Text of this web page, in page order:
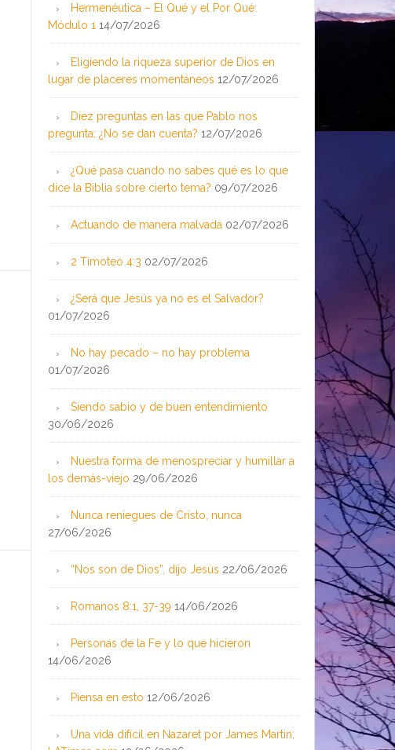
Hermenéutica – El Qué y el Por Qué:
Módulo 1 14/07/2026
Eligiendo la riqueza superior de Dios en
lugar de placeres momentáneos 12/07/2026
Diez preguntas en las que Pablo nos
pregunta: ¿No se dan cuenta? 12/07/2026
¿Qué pasa cuando no sabes qué es lo que
dice la Biblia sobre cierto tema? 09/07/2026
Actuando de manera malvada 02/07/2026
2 Timoteo 4:3 02/07/2026
¿Será que Jesús ya no es el Salvador?
01/07/2026
No hay pecado – no hay problema
01/07/2026
Siendo sabio y de buen entendimiento
30/06/2026
Nuestra forma de menospreciar y humillar a
los demás-viejo 29/06/2026
Nunca reniegues de Cristo, nunca
27/06/2026
“Nos son de Dios”, dijo Jesús 22/06/2026
Romanos 8:1, 37-39 14/06/2026
Personas de la Fe y lo que hicieron
14/06/2026
Piensa en esto 12/06/2026
Una vida difícil en Nazaret por James Martin;